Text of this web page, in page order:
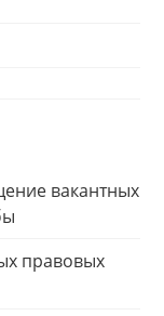
вакантных
правовых